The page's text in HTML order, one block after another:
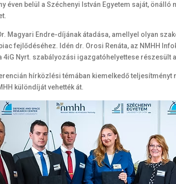
éven belül a Széchenyi István Egyetem saját,
Magyari Endre-díjának átadása, amellyel olyan
fejlődéséhez. Idén dr. Orosi Renáta, az NMHH
Nyrt. szabályozási igazgatóhelyettese részesült
hírközlési témában kiemelkedő
különdíját vehették át.